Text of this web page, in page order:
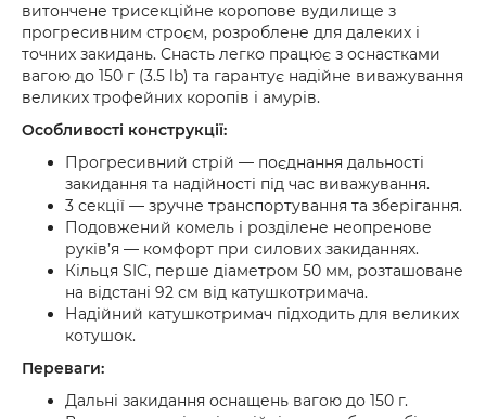
витончене трисекційне коропове вудилище з
прогресивним строєм, розроблене для далеких і
точних закидань. Снасть легко працює з оснастками
вагою до 150 г (3.5 lb) та гарантує надійне виважування
великих трофейних коропів і амурів.
Особливості конструкції:
Прогресивний стрій — поєднання дальності
закидання та надійності під час виважування.
3 секції — зручне транспортування та зберігання.
Подовжений комель і розділене неопренове
руків’я — комфорт при силових закиданнях.
Кільця SIC, перше діаметром 50 мм, розташоване
на відстані 92 см від катушкотримача.
Надійний катушкотримач підходить для великих
котушок.
Переваги:
Дальні закидання оснащень вагою до 150 г.